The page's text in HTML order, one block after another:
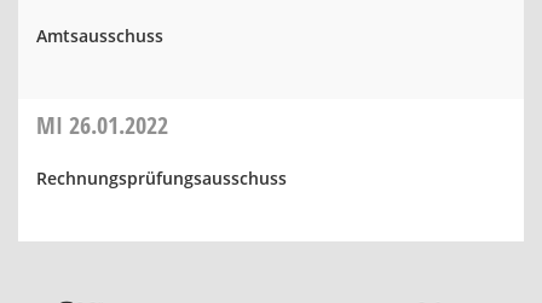
Amtsausschuss
MI 26.01.2022
Rechnungsprüfungsausschuss